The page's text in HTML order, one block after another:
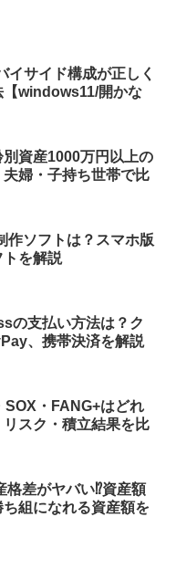
イサイド構成が正しく
【windows11/開かな
別資産1000万円以上の
婦・子持ち世帯で比
作ソフトは？スマホ版
トを解説
の支払い方法は？ク
、携帯決済を解説
SOX・FANG+はどれ
スク・積立結果を比
格差がヤバい⁉︎資産額
組になれる資産額を